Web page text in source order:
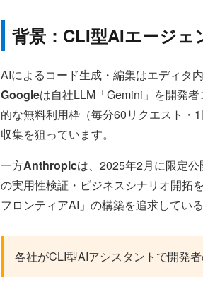
背景：CLI型AIエージェ
AIによるコード生成・編集はエディタ
Googleは自社LLM「Gemini」を開発者
的な無料利用枠（毎分60リクエスト・
収集を狙っています。
一方Anthropicは、2025年2月に限定公
の実用性検証・ビジネスシナリオ開拓
フロンティアAI」の構築を追求している
各社がCLI型AIアシスタントで開発